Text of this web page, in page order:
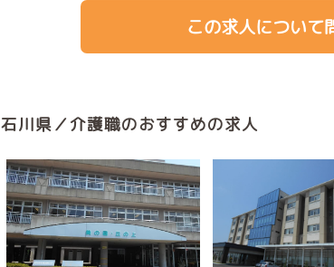
この求人について
石川県／介護職のおすすめの求人